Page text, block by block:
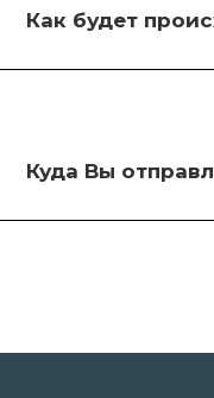
Как будет
Куда Вы
Как вы
Какое фото
Зачем
Какие бонусы я
Кто будет